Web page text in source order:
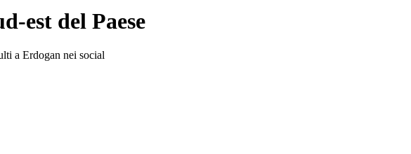
est del Paese
a Erdogan nei social